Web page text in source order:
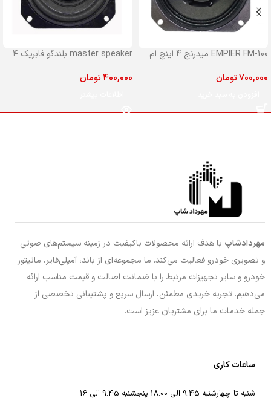
EMPIER FM-100 میدرنج 4 اینچ ام
700,000تومان
master speaker بلندگو فابریک ۴
400,000تومان
مهردادشاپ با هدف ارائه محصولات باکیفیت در زمینه سیستم‌های صوتی
و تصویری خودرو فعالیت می‌کند. ما مجموعه‌ای از باند، آمپلی‌فایر، مانیتور
خودرو و سایر تجهیزات مرتبط را با ضمانت اصالت و قیمت مناسب ارائه
می‌دهیم. تجربه خریدی مطمئن، ارسال سریع و پشتیبانی تخصصی از
جمله خدمات ما برای مشتریان عزیز است.
ساعات کاری
شنبه تا چهارشنبه 9:45 الی 18:00 پنجشنبه 9:45 الی 16